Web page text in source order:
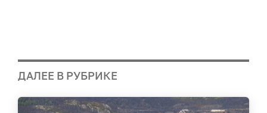
ДАЛЕЕ В РУБРИКЕ